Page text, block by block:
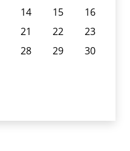
14 15
16
21 22
23
28 29
30